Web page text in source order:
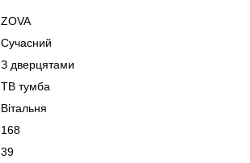
ZOVA
Сучасний
З дверцятами
ТВ тумба
Вітальня
168
39